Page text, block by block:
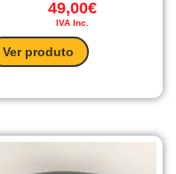
49,00€
IVA Inc.
Ver produto